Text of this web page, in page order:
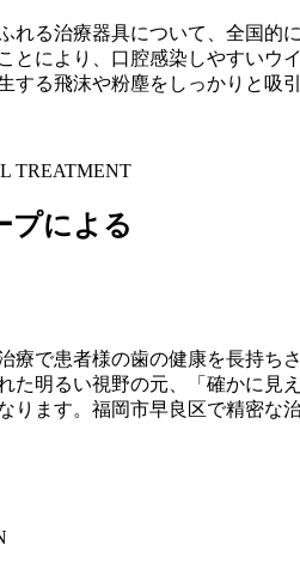
れる治療器具について、全国的
とにより、口腔感染しやすいウ
する飛沫や粉塵をしっかりと吸
TREATMENT
プによる
療で患者様の歯の健康を長持ち
た明るい視野の元、「確かに見
ります。福岡市早良区で精密な